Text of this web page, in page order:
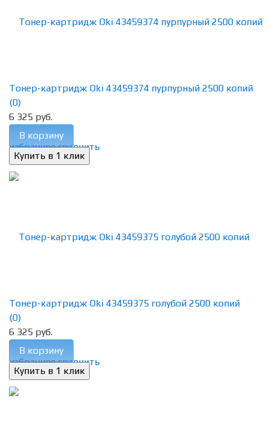
избранное сравнить
Тонер-картридж Oki 43459374 пурпурный 2500 копий
(0)
6 325 руб.
В корзину
избранное сравнить
Тонер-картридж Oki 43459375 голубой 2500 копий
(0)
6 325 руб.
В корзину